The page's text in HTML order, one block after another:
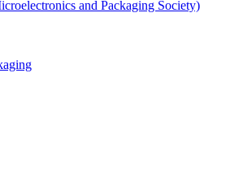
and Packaging Society)